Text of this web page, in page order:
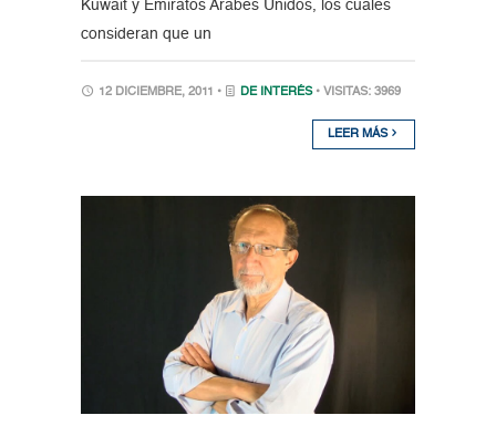
Kuwait y Emiratos Arabes Unidos, los cuales
consideran que un
12 DICIEMBRE, 2011 • DE INTERÉS • VISITAS: 3969
LEER MÁS